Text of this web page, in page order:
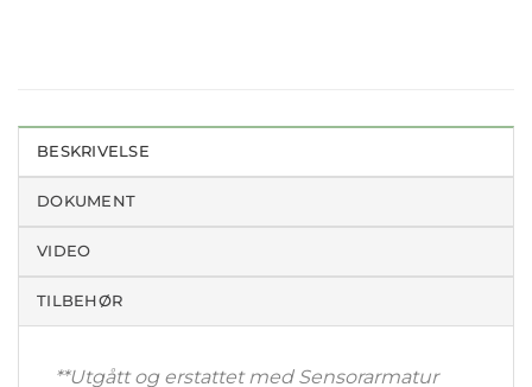
BESKRIVELSE
DOKUMENT
VIDEO
TILBEHØR
**Utgått og erstattet med Sensorarmatur